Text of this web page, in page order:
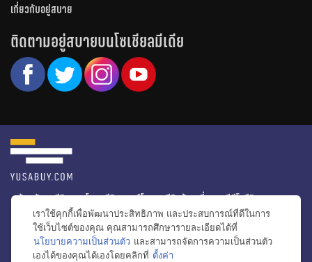
เกี่ยวกับอยู่สบาย
ติดตามอยู่สบายบนโซเชียลมีเดีย
หน้าหลัก รีวิวคอนโด รีวิวทาวน์โฮม รีวิวบ้านเดี่ยว
วีดีโอรีวิว
ไอเดียแต่งบ้าน
ข่าวอสังหาริมทรัพย์
โปรโมชั่นบ้านและคอนโด
โครงการน่าสนใจ
เราใช้คุกกี้เพื่อพัฒนาประสิทธิภาพ และประสบการณ์ที่ดีในการ
ใช้เว็บไซต์ของคุณ คุณสามารถศึกษารายละเอียดได้ที่
นโยบายความเป็นส่วนตัว และสามารถจัดการความเป็นส่วนตัว
เองได้ของคุณได้เองโดยคลิกที่ ตั้งค่า